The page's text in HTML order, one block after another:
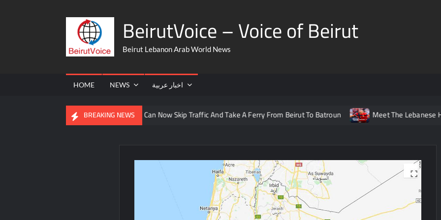
BeirutVoice – Voice of Beirut
Beirut Lebanon Arab World News
HOME NEWS اخبار عربية
BREAKING NEWS
You Can Now Skip Traffic And Take A Ferry From Beirut To Batroun Meet The Lebanese Helping